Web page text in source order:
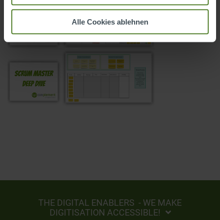
Alle Cookies ablehnen
THE DIGITAL ENABLERS - WE MAKE
DIGITISATION ACCESSIBLE!